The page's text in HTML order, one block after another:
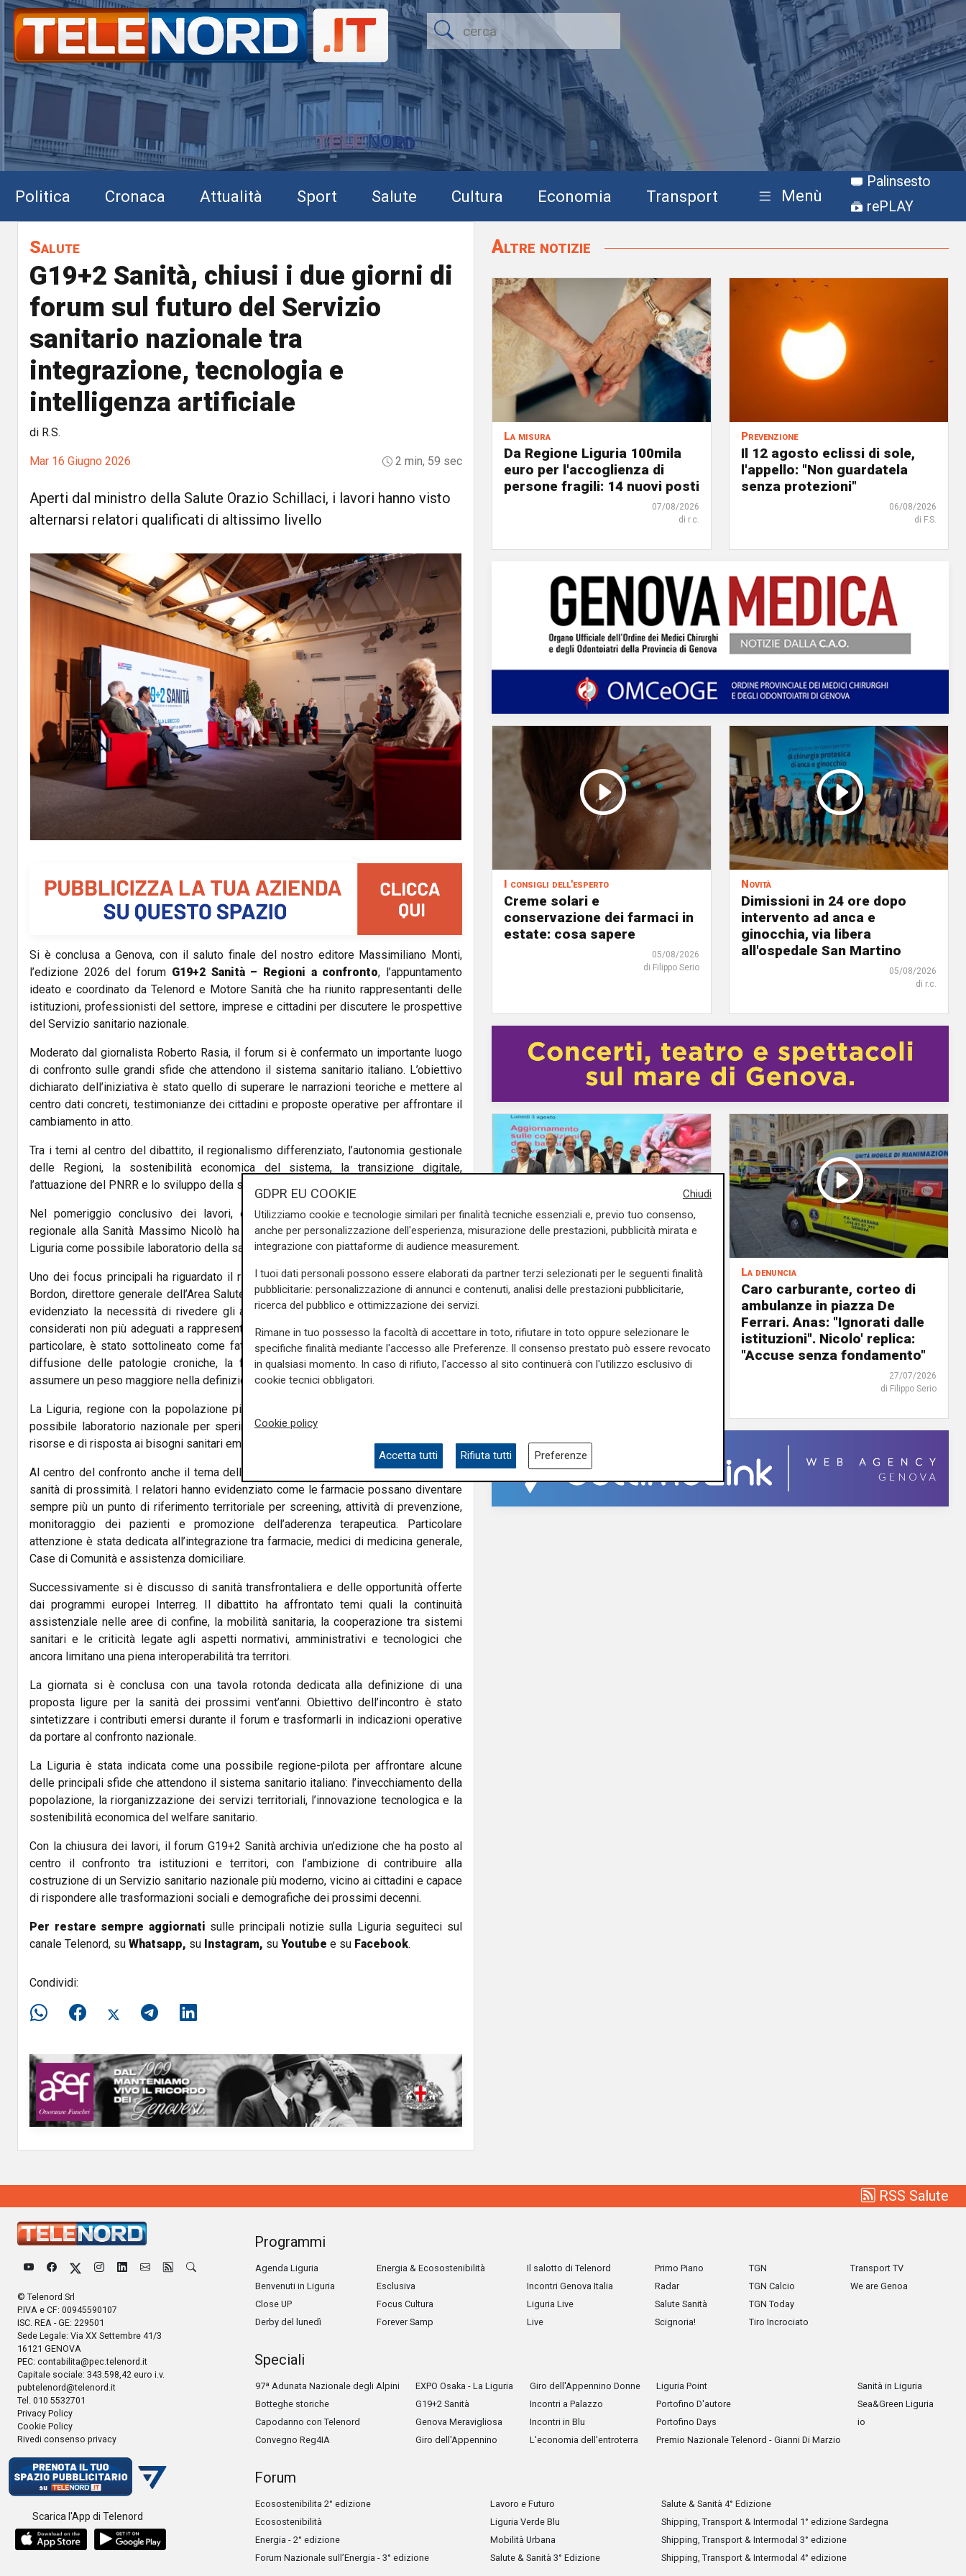
Politica Cronaca Attualità Sport Salute Cultura Economia Transport Menù
Palinsesto
rePLAY
Salute
G19+2 Sanità, chiusi i due giorni di
forum sul futuro del Servizio
sanitario nazionale tra
integrazione, tecnologia e
intelligenza artificiale
di R.S.
Mar 16 Giugno 2026 2 min, 59 sec
Aperti dal ministro della Salute Orazio Schillaci, i lavori hanno visto
alternarsi relatori qualificati di altissimo livello
Si è conclusa a Genova, con il saluto finale del nostro editore Massimiliano Monti,
l’edizione 2026 del forum G19+2 Sanità – Regioni a confronto, l’appuntamento
ideato e coordinato da Telenord e Motore Sanità che ha riunito rappresentanti delle
istituzioni, professionisti del settore, imprese e cittadini per discutere le prospettive
del Servizio sanitario nazionale.
Moderato dal giornalista Roberto Rasia, il forum si è confermato un importante luogo
di confronto sulle grandi sfide che attendono il sistema sanitario italiano. L’obiettivo
dichiarato dell’iniziativa è stato quello di superare le narrazioni teoriche e mettere al
centro dati concreti, testimonianze dei cittadini e proposte operative per affrontare il
cambiamento in atto.
Tra i temi al centro del dibattito, il regionalismo differenziato, l’autonomia gestionale
delle Regioni, la sostenibilità economica del sistema, la transizione digitale,
l’attuazione del PNRR e lo sviluppo della sanità territoriale e di prossimità.
Nel pomeriggio conclusivo dei lavori, ospitato nella Sala Scirocco, l’assessore
regionale alla Sanità Massimo Nicolò ha aperto la sessione dedicata al ruolo della
Liguria come possibile laboratorio della sanità del futuro.
Uno dei focus principali ha riguardato il riparto del Fondo sanitario nazionale. Paolo
Bordon, direttore generale dell’Area Salute e Servizi Sociali della Regione Liguria, ha
evidenziato la necessità di rivedere gli attuali criteri di distribuzione delle risorse,
considerati non più adeguati a rappresentare l’evoluzione demografica del Paese. In
particolare, è stato sottolineato come fattori quali l’età media della popolazione, la
diffusione delle patologie croniche, la fragilità e la non autosufficienza debbano
assumere un peso maggiore nella definizione dei finanziamenti.
La Liguria, regione con la popolazione più anziana d’Italia, è stata indicata come un
possibile laboratorio nazionale per sperimentare nuovi modelli di allocazione delle
risorse e di risposta ai bisogni sanitari emergenti.
Al centro del confronto anche il tema della farmacia dei servizi e del suo ruolo nella
sanità di prossimità. I relatori hanno evidenziato come le farmacie possano diventare
sempre più un punto di riferimento territoriale per screening, attività di prevenzione,
monitoraggio dei pazienti e promozione dell’aderenza terapeutica. Particolare
attenzione è stata dedicata all’integrazione tra farmacie, medici di medicina generale,
Case di Comunità e assistenza domiciliare.
Successivamente si è discusso di sanità transfrontaliera e delle opportunità offerte
dai programmi europei Interreg. Il dibattito ha affrontato temi quali la continuità
assistenziale nelle aree di confine, la mobilità sanitaria, la cooperazione tra sistemi
sanitari e le criticità legate agli aspetti normativi, amministrativi e tecnologici che
ancora limitano una piena interoperabilità tra territori.
La giornata si è conclusa con una tavola rotonda dedicata alla definizione di una
proposta ligure per la sanità dei prossimi vent’anni. Obiettivo dell’incontro è stato
sintetizzare i contributi emersi durante il forum e trasformarli in indicazioni operative
da portare al confronto nazionale.
La Liguria è stata indicata come una possibile regione-pilota per affrontare alcune
delle principali sfide che attendono il sistema sanitario italiano: l’invecchiamento della
popolazione, la riorganizzazione dei servizi territoriali, l’innovazione tecnologica e la
sostenibilità economica del welfare sanitario.
Con la chiusura dei lavori, il forum G19+2 Sanità archivia un’edizione che ha posto al
centro il confronto tra istituzioni e territori, con l’ambizione di contribuire alla
costruzione di un Servizio sanitario nazionale più moderno, vicino ai cittadini e capace
di rispondere alle trasformazioni sociali e demografiche dei prossimi decenni.
Per restare sempre aggiornati sulle principali notizie sulla Liguria seguiteci sul
canale Telenord, su Whatsapp, su Instagram, su Youtube e su Facebook.
Condividi:
Altre notizie
La misura
Da Regione Liguria 100mila
euro per l'accoglienza di
persone fragili: 14 nuovi posti
07/08/2026
di r.c.
Prevenzione
Il 12 agosto eclissi di sole,
l'appello: "Non guardatela
senza protezioni"
06/08/2026
di F.S.
I consigli dell'esperto
Creme solari e
conservazione dei farmaci in
estate: cosa sapere
05/08/2026
di Filippo Serio
Novità
Dimissioni in 24 ore dopo
intervento ad anca e
ginocchia, via libera
all'ospedale San Martino
05/08/2026
di r.c.
Il miracolo
Incidente a Catanzaro, è fuori
neurologico né motorio"
03/08/2026
La denuncia
Caro carburante, corteo di
ambulanze in piazza De
Ferrari. Anas: "Ignorati dalle
istituzioni". Nicolo' replica:
"Accuse senza fondamento"
27/07/2026
di Filippo Serio
RSS Salute
© Telenord Srl
P.IVA e CF: 00945590107
ISC. REA - GE: 229501
Sede Legale: Via XX Settembre 41/3
16121 GENOVA
PEC: contabilita@pec.telenord.it
Capitale sociale: 343.598,42 euro i.v.
pubtelenord@telenord.it
Tel. 010 5532701
Privacy Policy
Cookie Policy
Rivedi consenso privacy
Scarica l'App di Telenord
Programmi
Agenda Liguria
Benvenuti in Liguria
Close UP
Derby del lunedì
Energia & Ecosostenibilità
Esclusiva
Focus Cultura
Forever Samp
Il salotto di Telenord
Incontri Genova Italia
Liguria Live
Live
Primo Piano
Radar
Salute Sanità
Scignoria!
TGN
TGN Calcio
TGN Today
Tiro Incrociato
Transport TV
We are Genoa
Speciali
97ª Adunata Nazionale degli Alpini
Botteghe storiche
Capodanno con Telenord
Convegno Reg4IA
EXPO Osaka - La Liguria
G19+2 Sanità
Genova Meravigliosa
Giro dell'Appennino
Giro dell'Appennino Donne
Incontri a Palazzo
Incontri in Blu
L'economia dell'entroterra
Liguria Point
Portofino D'autore
Portofino Days
Premio Nazionale Telenord - Gianni Di Marzio
Sanità in Liguria
Sea&Green Liguria
io
Forum
Ecosostenibilita 2° edizione
Ecosostenibilità
Energia - 2° edizione
Forum Nazionale sull’Energia - 3° edizione
Lavoro e Futuro
Liguria Verde Blu
Mobilità Urbana
Salute & Sanità 3° Edizione
Salute & Sanità 4° Edizione
Shipping, Transport & Intermodal 1° edizione Sardegna
Shipping, Transport & Intermodal 3° edizione
Shipping, Transport & Intermodal 4° edizione
Chiudi
GDPR EU COOKIE
Utilizziamo cookie e tecnologie similari per finalità tecniche essenziali e, previo tuo consenso,
anche per personalizzazione dell'esperienza, misurazione delle prestazioni, pubblicità mirata e
integrazione con piattaforme di audience measurement.
I tuoi dati personali possono essere elaborati da partner terzi selezionati per le seguenti finalità
pubblicitarie: personalizzazione di annunci e contenuti, analisi delle prestazioni pubblicitarie,
ricerca del pubblico e ottimizzazione dei servizi.
Rimane in tuo possesso la facoltà di accettare in toto, rifiutare in toto oppure selezionare le
specifiche finalità mediante l'accesso alle Preferenze. Il consenso prestato può essere revocato
in qualsiasi momento. In caso di rifiuto, l'accesso al sito continuerà con l'utilizzo esclusivo di
cookie tecnici obbligatori.
Cookie policy
Accetta tutti Rifiuta tutti Preferenze